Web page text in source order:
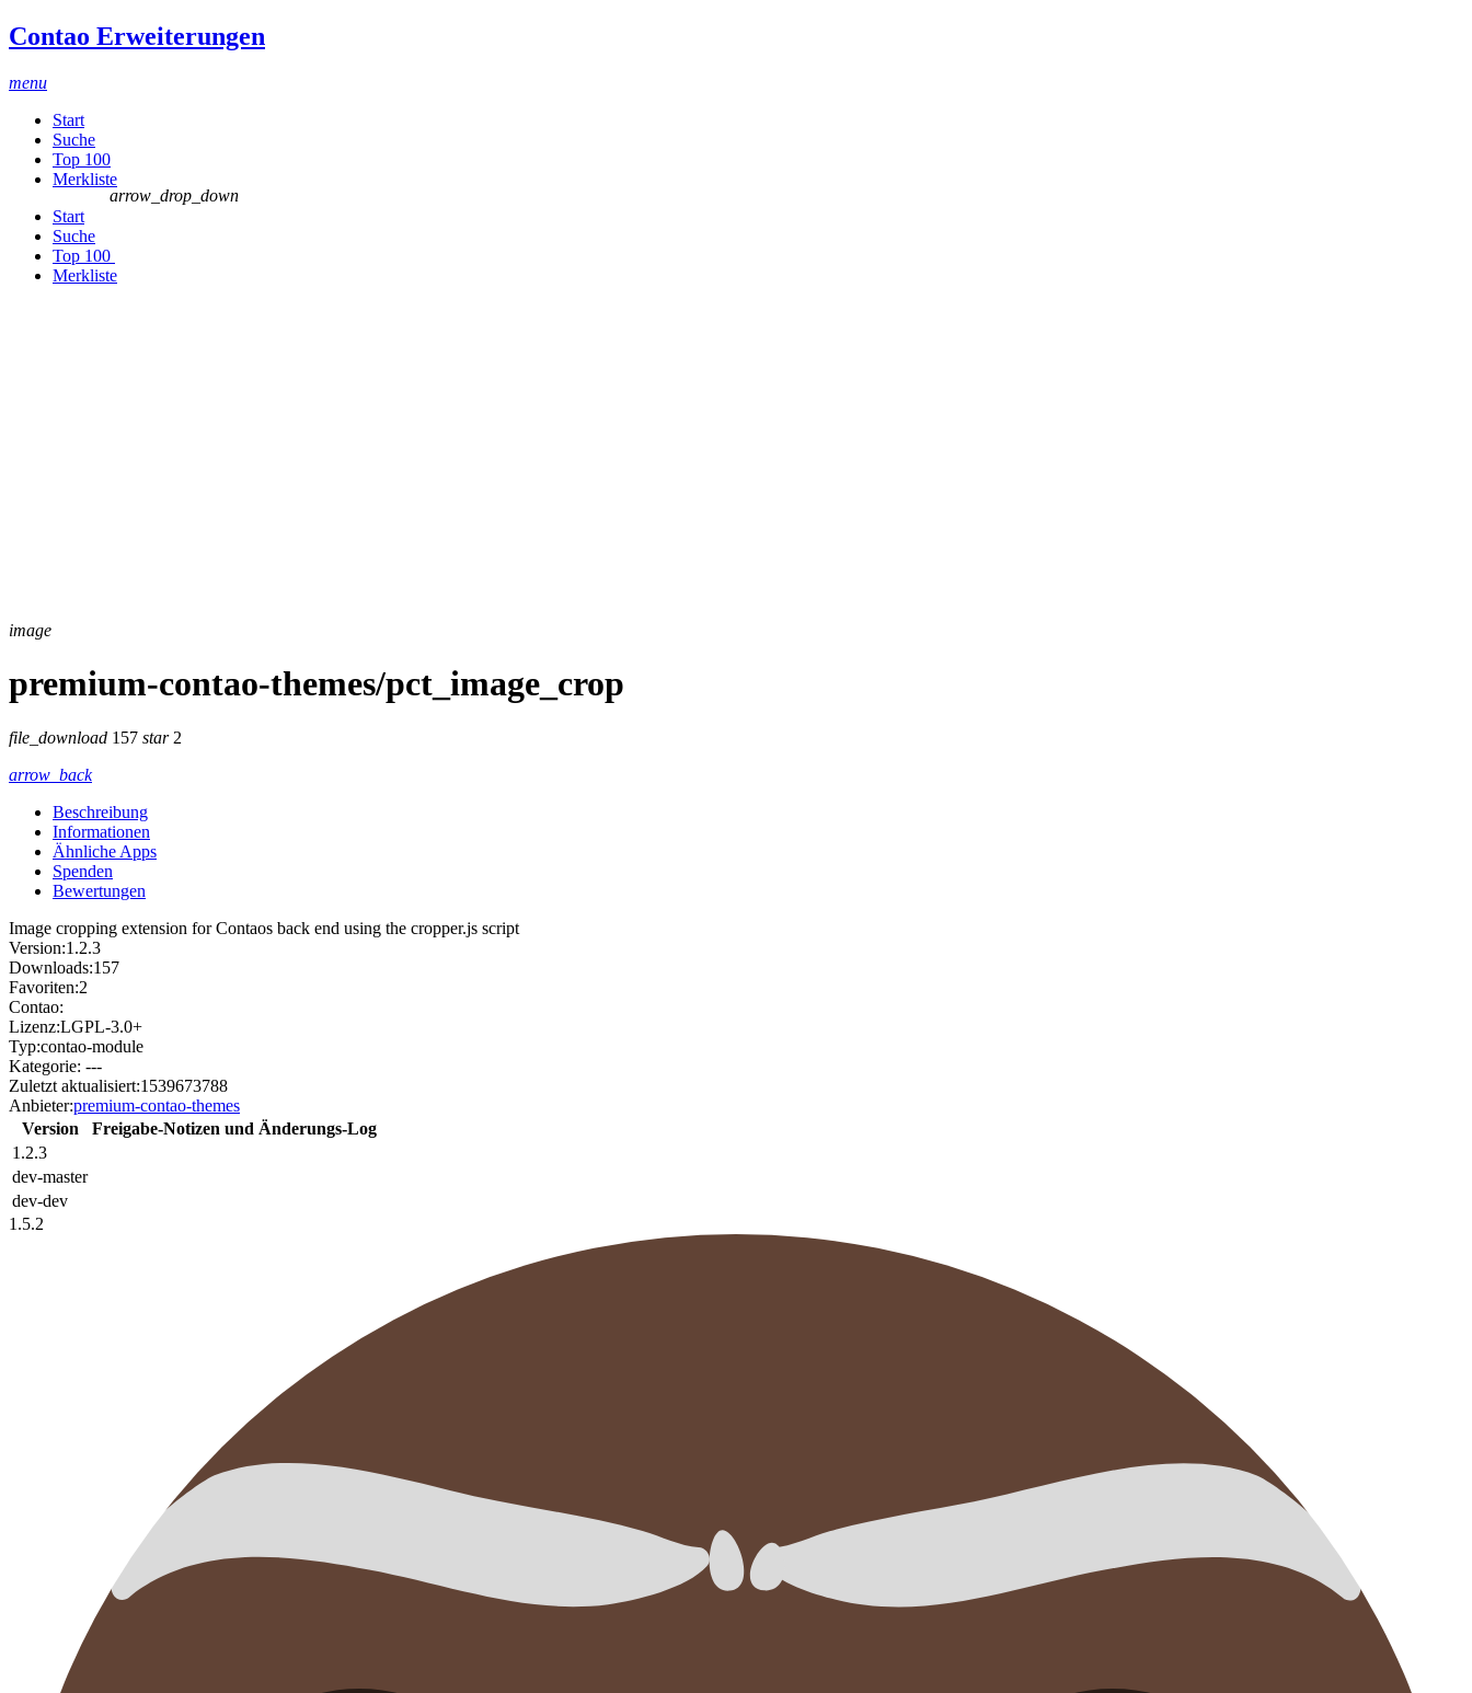
Contao Erweiterungen
menu
Start
Suche
Top 100
Merkliste
Start
Suche
Top 100
arrow_drop_down
Merkliste
image
premium-contao-themes/pct_image_crop
file_download 157 star2
arrow_back
Beschreibung
Informationen
Ähnliche Apps
Spenden
Bewertungen
Image cropping extension for Contaos back end using the cropper.js script
Version:1.2.3
Downloads:157
Favoriten:2
Contao:
Lizenz:LGPL-3.0+
Typ:contao-module
Kategorie: ---
Zuletzt aktualisiert:1539673788
Anbieter:premium-contao-themes
Version
Freigabe-Notizen und Änderungs-Log
1.2.3
dev-master
dev-dev
1.5.2